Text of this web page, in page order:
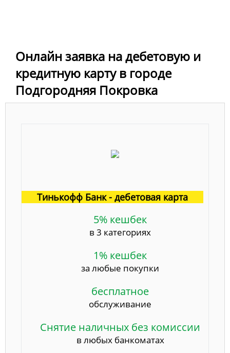
Онлайн заявка на дебетовую и
кредитную карту в городе
Подгородняя Покровка
Тинькофф Банк - дебетовая карта
5% кешбек
в 3 категориях
1% кешбек
за любые покупки
бесплатное
обслуживание
Снятие наличных без комиссии
в любых банкоматах